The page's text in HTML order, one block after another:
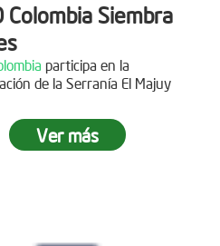
a Copa Airlines por apoyar la
del Páramo Aguas Vivas!
Colombia Siembra
participa en la
de la Serranía El Majuy
Ver más